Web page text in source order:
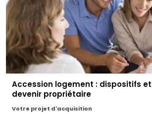
Accession logement : dispositifs
devenir propriétaire
Votre projet d'acquisition